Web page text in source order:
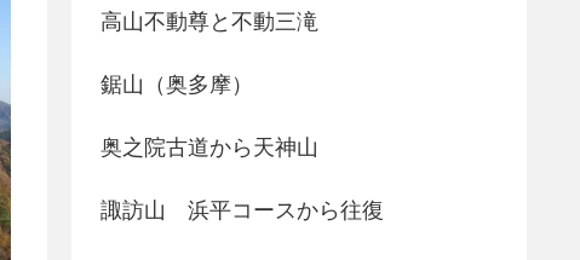
高山不動尊と不動三滝
鋸山（奥多摩）
奥之院古道から天神山
諏訪山 浜平コースから往復